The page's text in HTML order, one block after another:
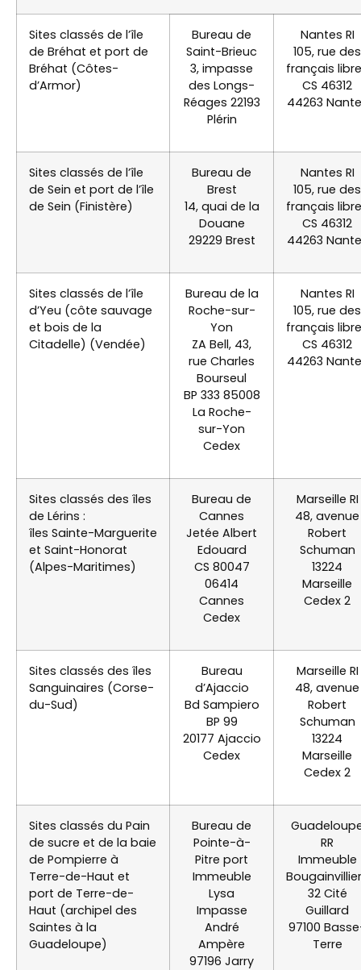
Sites classés de l’île
de Bréhat et port de
Bréhat (Côtes-
d’Armor)
Bureau de
Saint-Brieuc
3, impasse
des Longs-
Réages 22193
Plérin
Nantes RI
105, rue des
français
CS 46312
44263
Sites classés de l’île
de Sein et port de l’île
de Sein (Finistère)
Bureau de
Brest
14, quai de la
Douane
29229 Brest
Nantes RI
105, rue des
français
CS 46312
44263
Sites classés de l’île
d’Yeu (côte sauvage
et bois de la
Citadelle) (Vendée)
Bureau de la
Roche-sur-
Yon
ZA Bell, 43,
rue Charles
Bourseul
BP 333 85008
La Roche-
sur-Yon
Cedex
Nantes RI
105, rue des
français
CS 46312
44263
Sites classés des îles
de Lérins :
îles Sainte-Marguerite
et Saint-Honorat
(Alpes-Maritimes)
Bureau de
Cannes
Jetée Albert
Edouard
CS 80047
06414
Cannes
Cedex
Marseille RI
48, avenue
Robert
Schuman
13224
Marseille
Cedex 2
Sites classés des îles
Sanguinaires (Corse-
du-Sud)
Bureau
d’Ajaccio
Bd Sampiero
BP 99
20177 Ajaccio
Cedex
Marseille RI
48, avenue
Robert
Schuman
13224
Marseille
Cedex 2
Sites classés du Pain
de sucre et de la baie
de Pompierre à
Terre-de-Haut et
port de Terre-de-
Haut (archipel des
Saintes à la
Guadeloupe)
Bureau de
Pointe-à-
Pitre port
Immeuble
Lysa
Impasse
André
Ampère
97196 Jarry
RR
Immeuble
32 Cité
Guillard
97100
Terre